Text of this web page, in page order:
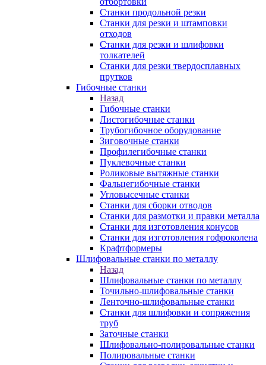
Станки продольной резки
Станки для резки и штамповки
отходов
Станки для резки и шлифовки
толкателей
Станки для резки твердосплавных
прутков
Гибочные станки
Назад
Гибочные станки
Листогибочные станки
Трубогибочное оборудование
Зиговочные станки
Профилегибочные станки
Пуклевочные станки
Роликовые вытяжные станки
Фальцегибочные станки
Угловысечные станки
Станки для сборки отводов
Станки для размотки и правки металла
Станки для изготовления конусов
Станки для изготовления гофроколена
Крафтформеры
Шлифовальные станки по металлу
Назад
Шлифовальные станки по металлу
Точильно-шлифовальные станки
Ленточно-шлифовальные станки
Станки для шлифовки и сопряжения
труб
Заточные станки
Шлифовально-полировальные станки
Полировальные станки